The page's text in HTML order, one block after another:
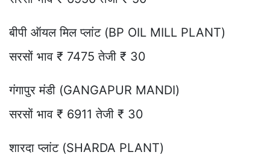
बीपी ऑयल मिल प्लांट (BP OIL MILL PLANT)
सरसों भाव ₹ 7475 तेजी ₹ 30
गंगापुर मंडी (GANGAPUR MANDI)
सरसों भाव ₹ 6911 तेजी ₹ 30
शारदा प्लांट (SHARDA PLANT)